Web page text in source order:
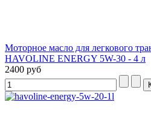
Моторное масло для легкового
HAVOLINE ENERGY 5W-30 - 4 л
2400 руб